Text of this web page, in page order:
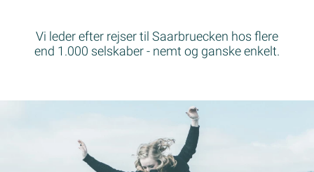
Vi leder efter rejser til Saarbruecken hos flere
end 1.000 selskaber - nemt og ganske enkelt.